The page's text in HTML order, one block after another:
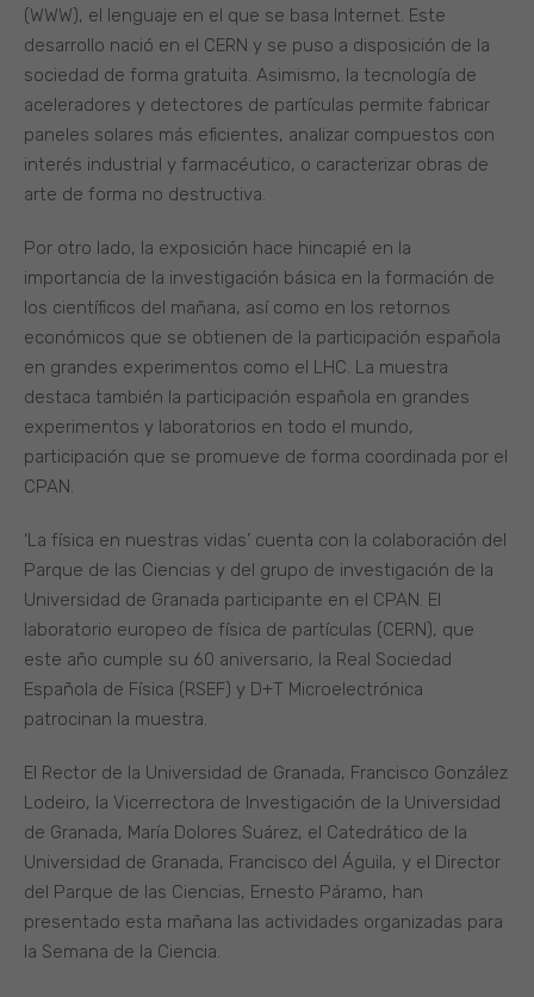
(WWW), el lenguaje en el que se basa Internet. Este
desarrollo nació en el CERN y se puso a disposición de la
sociedad de forma gratuita. Asimismo, la tecnología de
aceleradores y detectores de partículas permite fabricar
paneles solares más eficientes, analizar compuestos con
interés industrial y farmacéutico, o caracterizar obras de
arte de forma no destructiva.
Por otro lado, la exposición hace hincapié en la
importancia de la investigación básica en la formación de
los científicos del mañana, así como en los retornos
económicos que se obtienen de la participación española
en grandes experimentos como el LHC. La muestra
destaca también la participación española en grandes
experimentos y laboratorios en todo el mundo,
participación que se promueve de forma coordinada por el
CPAN.
‘La física en nuestras vidas’ cuenta con la colaboración del
Parque de las Ciencias y del grupo de investigación de la
Universidad de Granada participante en el CPAN. El
laboratorio europeo de física de partículas (CERN), que
este año cumple su 60 aniversario, la Real Sociedad
Española de Física (RSEF) y D+T Microelectrónica
patrocinan la muestra.
El Rector de la Universidad de Granada, Francisco González
Lodeiro, la Vicerrectora de Investigación de la Universidad
de Granada, María Dolores Suárez, el Catedrático de la
Universidad de Granada, Francisco del Águila, y el Director
del Parque de las Ciencias, Ernesto Páramo, han
presentado esta mañana las actividades organizadas para
la Semana de la Ciencia.